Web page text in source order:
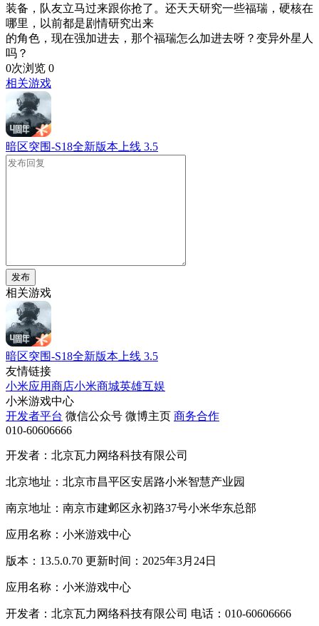
装备，队友立马过来跟你抢了。还天天研究一些福瑞，硬核在
哪里，以前都是剧情研究出来
的角色，现在强加进去，那个福瑞怎么加进去呀？变异外星人
吗？
0次浏览 0
相关游戏
暗区突围-S18全新版本上线 3.5
发布
相关游戏
暗区突围-S18全新版本上线 3.5
友情链接
小米应用商店小米商城英雄互娱
小米游戏中心
开发者平台 微信公众号 微博主页 商务合作
010-60606666
开发者：北京瓦力网络科技有限公司
北京地址：北京市昌平区安居路小米智慧产业园
南京地址：南京市建邺区永初路37号小米华东总部
应用名称：小米游戏中心
版本：13.5.0.70 更新时间：2025年3月24日
应用名称：小米游戏中心
开发者：北京瓦力网络科技有限公司 电话：010-60606666